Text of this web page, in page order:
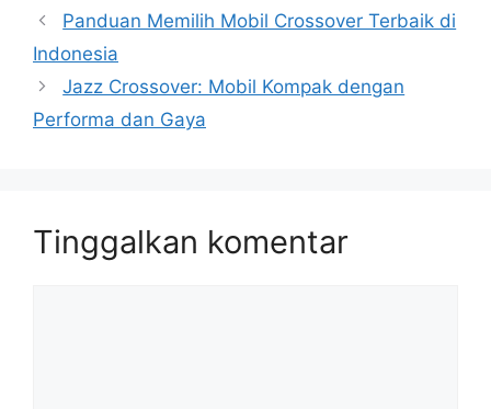
Panduan Memilih Mobil Crossover Terbaik di
Indonesia
Jazz Crossover: Mobil Kompak dengan
Performa dan Gaya
Tinggalkan komentar